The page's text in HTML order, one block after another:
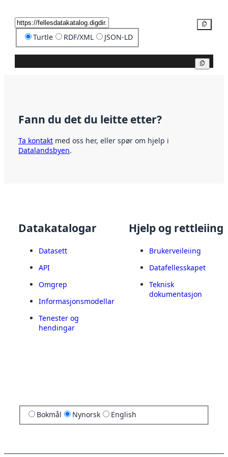
Turtle RDF/XML JSON-LD
Fann du det du leitte etter?
Ta kontakt med oss her, eller spør om hjelp i
Datalandsbyen.
Datakatalogar
Datasett
API
Omgrep
Informasjonsmodellar
Tenester og
hendingar
Hjelp og rettleiing
Brukerveileiing
Datafellesskapet
Teknisk
dokumentasjon
Bokmål Nynorsk English